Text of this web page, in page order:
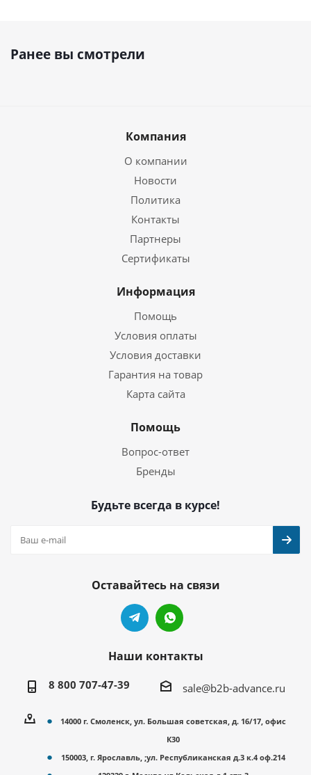
Ранее вы смотрели
Компания
О компании
Новости
Политика
Контакты
Партнеры
Сертификаты
Информация
Помощь
Условия оплаты
Условия доставки
Гарантия на товар
Карта сайта
Помощь
Вопрос-ответ
Бренды
Будьте всегда в курсе!
Оставайтесь на связи
Наши контакты
8 800 707-47-39 sale@b2b-advance.ru
14000 г. Смоленск, ул. Большая советская, д. 16/17, офис
К30
150003, г. Ярославль, ;ул. Республиканская д.3 к.4 оф.214